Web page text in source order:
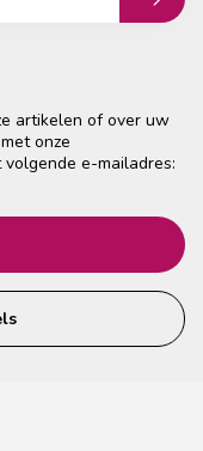
artikelen of over uw
onze
e-mailadres: